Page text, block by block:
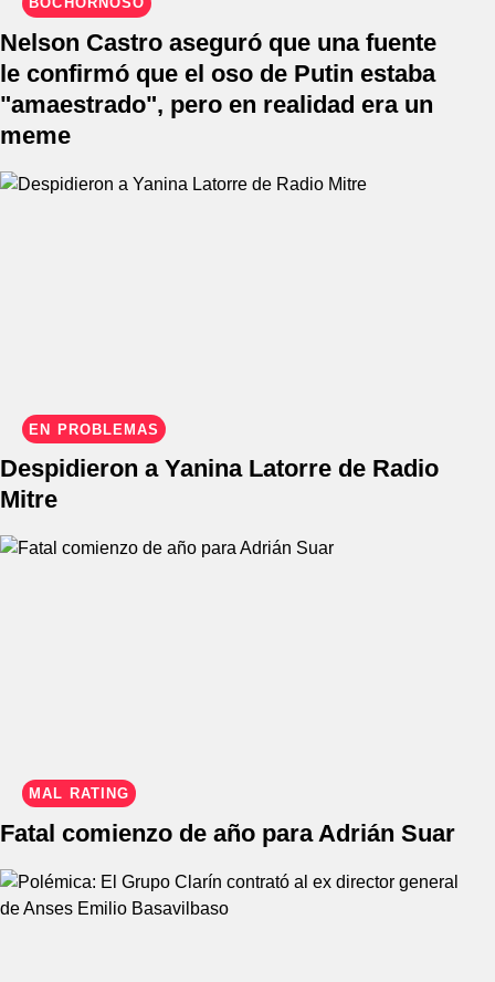
Nelson Castro aseguró que una fuente
le confirmó que el oso de Putin estaba
"amaestrado", pero en realidad era un
meme
EN PROBLEMAS
Despidieron a Yanina Latorre de Radio
Mitre
MAL RATING
Fatal comienzo de año para Adrián Suar